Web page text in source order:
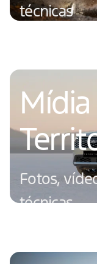
técnicas
Fotos,
técnicas
Saiba mais